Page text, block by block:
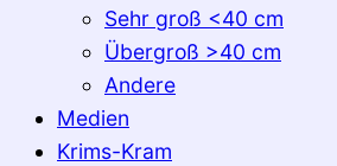
Sehr groß <40 cm
Übergroß >40 cm
Andere
Medien
Krims-Kram